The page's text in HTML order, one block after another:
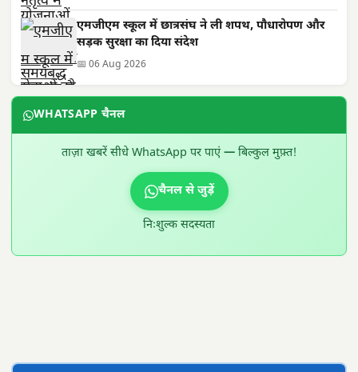
एमजीएम स्कूल में छात्रसंघ ने ली शपथ, पौधारोपण और
सड़क सुरक्षा का दिया संदेश
📅 06 Aug 2026
WHATSAPP चैनल
ताज़ा खबरें सीधे WhatsApp पर पाएं — बिल्कुल मुफ़्त!
चैनल से जुड़ें
निःशुल्क सदस्यता